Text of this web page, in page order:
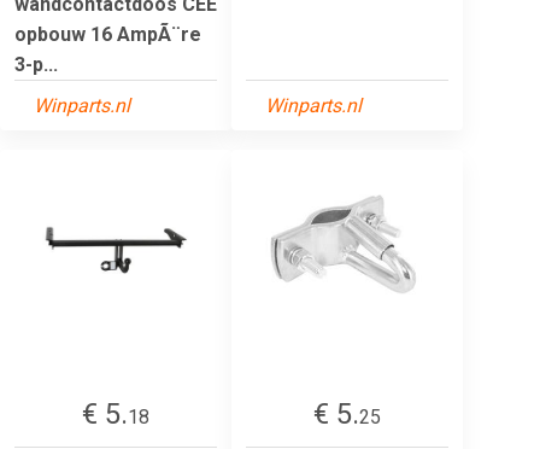
opbouw 16 AmpÃ¨re
3-p...
Winparts.nl
Winparts.nl
€ 5.18
€ 5.25